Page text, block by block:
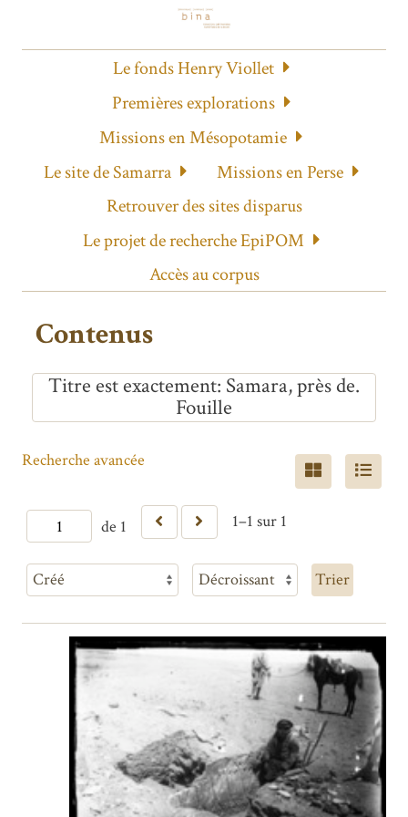
Le fonds Henry Viollet
Premières explorations
Missions en Mésopotamie
Le site de Samarra
Missions en Perse
Retrouver des sites disparus
Le projet de recherche EpiPOM
Accès au corpus
Contenus
Titre est exactement Samara, près de.
Fouille
de 1 1–1 sur 1
Recherche avancée
Trier